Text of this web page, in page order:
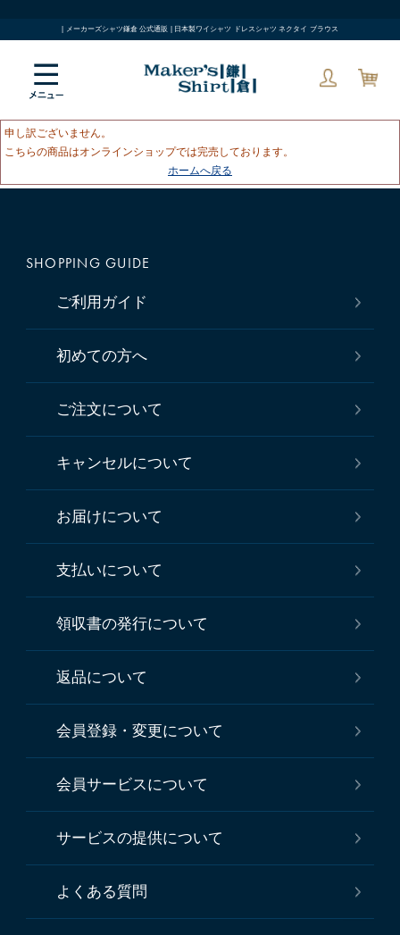
| メーカーズシャツ鎌倉 公式通販 | 日本製ワイシャツ ドレスシャツ ネクタイ ブラウス
申し訳ございません。
こちらの商品はオンラインショップでは完売しております。
ホームへ戻る
SHOPPING GUIDE
ご利用ガイド
初めての方へ
ご注文について
キャンセルについて
お届けについて
支払いについて
領収書の発行について
返品について
会員登録・変更について
会員サービスについて
サービスの提供について
よくある質問